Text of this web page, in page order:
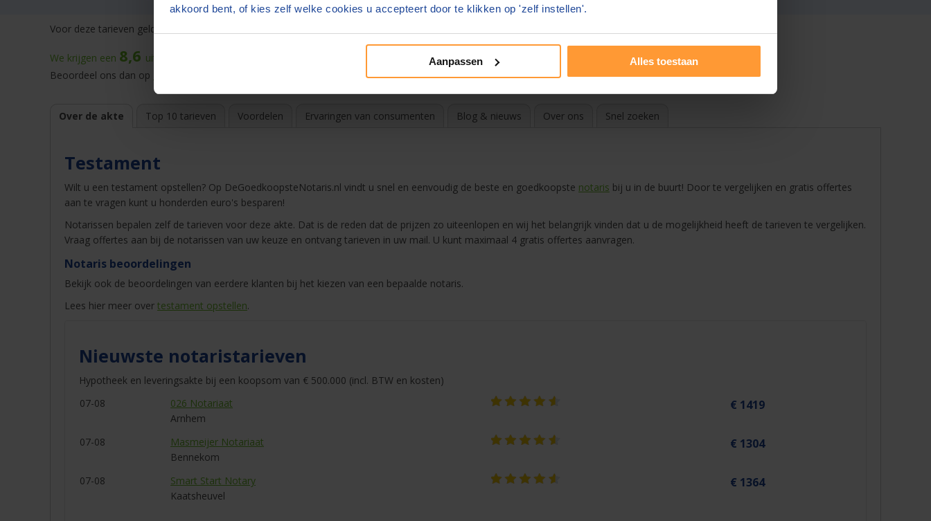
akkoord bent, of kies zelf welke cookies u accepteert door te klikken op 'zelf instellen'.
Aanpassen Alles toestaan
Voor deze tarieven gelden
We krijgen een 8,6 uit
op onze website. Geeft u liever ergens anders feedback?
Beoordeel ons dan op
beste notarissite 2024
Over de akte
Testament
Wilt u een testament opstellen? Op DeGoedkoopsteNotaris.nl vindt u snel en eenvoudig de beste en goedkoopste notaris bij u in de buurt! Door te vergelijken en gratis offertes
aan te vragen kunt u honderden euro's besparen!
Notarissen bepalen zelf de tarieven voor deze akte. Dat is de reden dat de prijzen zo uiteenlopen en wij het belangrijk vinden dat u de mogelijkheid heeft de tarieven te vergelijken.
Vraag offertes aan bij de notarissen van uw keuze en ontvang tarieven in uw mail. U kunt maximaal 4 gratis offertes aanvragen.
Notaris beoordelingen
Bekijk ook de beoordelingen van eerdere klanten bij het kiezen van een bepaalde notaris.
Lees hier meer over testament opstellen.
Nieuwste notaristarieven
Hypotheek en leveringsakte bij een koopsom van € 500.000 (incl. BTW en kosten)
07-08
026 Notariaat
Arnhem
€ 1419
07-08
Masmeijer Notariaat
Bennekom
€ 1304
07-08
Smart Start Notary
Kaatsheuvel
€ 1364
Top 10 tarieven Voordelen Ervaringen van consumenten Blog & nieuws Over ons Snel zoeken